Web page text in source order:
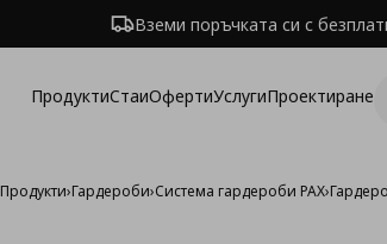
Вземи поръчката си с
ПродуктиСтаиОфертиУслугиПроектиране
Продукти›Гардероби›Система гардероби PAX›